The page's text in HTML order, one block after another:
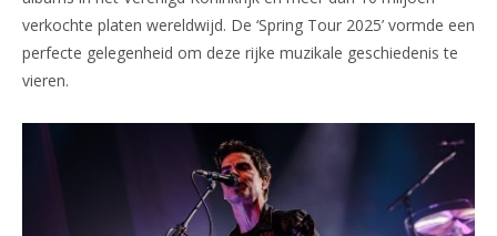
verkochte platen wereldwijd. De ‘Spring Tour 2025’ vormde een
perfecte gelegenheid om deze rijke muzikale geschiedenis te
vieren.